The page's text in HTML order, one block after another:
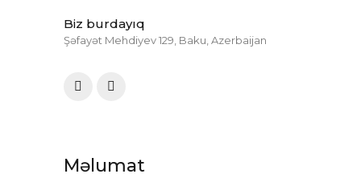
Biz burdayıq
Şəfayət Mehdiyev 129, Baku, Azerbaijan
Məlumat